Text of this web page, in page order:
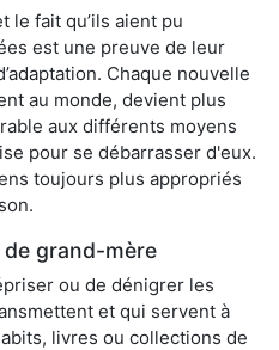
le fait qu’ils aient pu
est une preuve de leur
Chaque nouvelle
au monde, devient plus
aux différents moyens
pour se débarrasser d'eux.
toujours plus appropriés
de grand-mère
ou de dénigrer les
et qui servent à
livres ou collections de